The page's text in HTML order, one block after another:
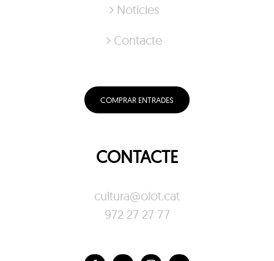
Notícies
Contacte
COMPRAR ENTRADES
CONTACTE
cultura@olot.cat
972 27 27 77